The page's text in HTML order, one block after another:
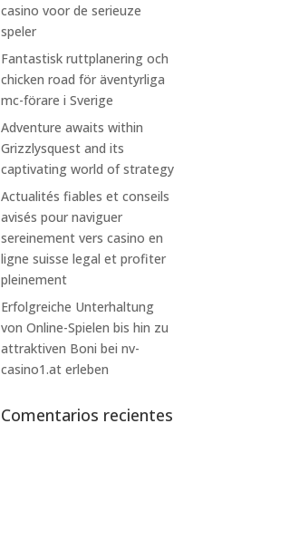
casino voor de serieuze
speler
Fantastisk ruttplanering och
chicken road för äventyrliga
mc-förare i Sverige
Adventure awaits within
Grizzlysquest and its
captivating world of strategy
Actualités fiables et conseils
avisés pour naviguer
sereinement vers casino en
ligne suisse legal et profiter
pleinement
Erfolgreiche Unterhaltung
von Online-Spielen bis hin zu
attraktiven Boni bei nv-
casino1.at erleben
Comentarios recientes